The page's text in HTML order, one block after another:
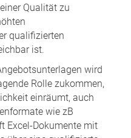
Qualität zu
qualifizierten
ist.
wird
Rolle zukommen,
einräumt, auch
wie zB
Excel-Dokumente mit